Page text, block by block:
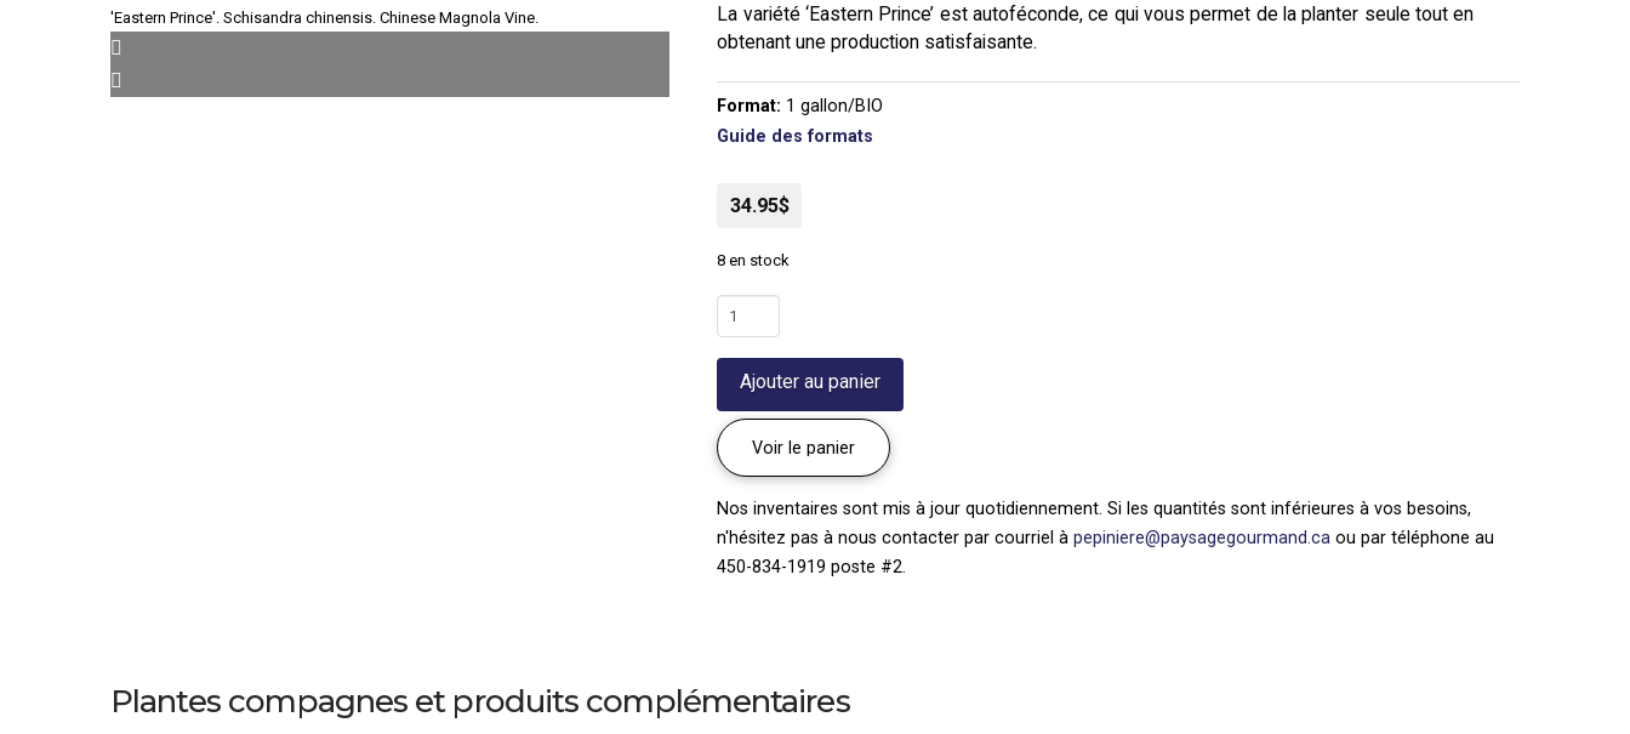
La variété ‘Eastern Prince’ est autoféconde, ce qui vous permet de la planter seule tout en
obtenant une production satisfaisante.
Format: 1 gallon/BIO
Guide des formats
34.95$
8 en stock
quantité
de
Baie
aux
cinq
saveurs
'Eastern
|
Schisandra
chinensis
Ajouter au panier
Voir le panier
Nos inventaires sont mis à jour quotidiennement. Si les quantités sont inférieures à vos besoins,
n'hésitez pas à nous contacter par courriel àpepiniere@paysagegourmand.ca ou par téléphone au
450-834-1919 poste #2.
Plantes compagnes et produits complémentaires